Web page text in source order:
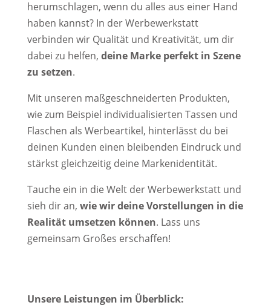
herumschlagen, wenn du alles aus einer Hand
haben kannst? In der Werbewerkstatt
verbinden wir Qualität und Kreativität, um dir
dabei zu helfen, deine Marke perfekt in Szene
zu setzen.
Mit unseren maßgeschneiderten Produkten,
wie zum Beispiel individualisierten Tassen und
Flaschen als Werbeartikel, hinterlässt du bei
deinen Kunden einen bleibenden Eindruck und
stärkst gleichzeitig deine Markenidentität.
Tauche ein in die Welt der Werbewerkstatt und
sieh dir an, wie wir deine Vorstellungen in die
Realität umsetzen können. Lass uns
gemeinsam Großes erschaffen!
Unsere Leistungen im Überblick: